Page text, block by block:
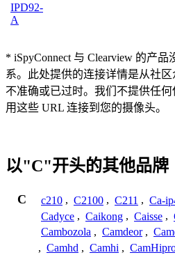
IPD92-
A
* iSpyConnect 与 Clearview 的产
系。此处提供的连接详情是从社区
不准确或已过时。我们不提供任
用这些 URL 连接到您的摄像头。
以"C"开头的其他品牌
C c210 , C2100 , C211 , Ca-
Cadyce , Caikong , Caisse ,
Cambozola , Camdeor ,
, Camhd , Camhi ,